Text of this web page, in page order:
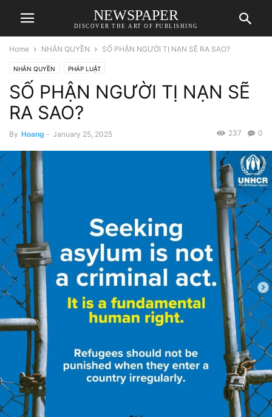
NEWSPAPER
DISCOVER THE ART OF PUBLISHING
Home NHÂN QUYỀN SỐ PHẬN NGƯỜI TỊ NẠN SẼ RA SAO?
NHÂN QUYỀN PHÁP LUẬT
SỐ PHẬN NGƯỜI TỊ NẠN SẼ
RA SAO?
By Hoang - January 25, 2025 0
237